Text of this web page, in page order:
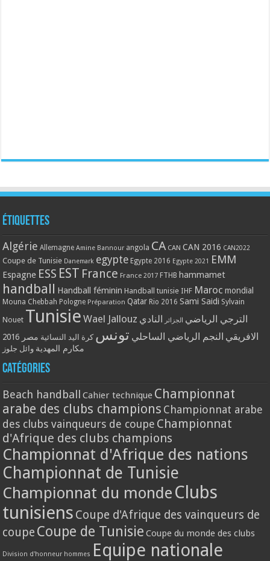
Étiquettes
Algérie Allemagne Amine Bannour angola CA CAN CAN 2016 CAN2022
Coupe de Tunisie Danemark egypte Egypte 2016 Egypte 2021 EMM
Espagne ESS EST France France 2017 FTHB hammamet
handball Handball féminin Handball tunisie IHF Maroc mondial
Mouna Chebbah Pologne Préparation Qatar Rio 2016 Sami Saidi Sylvain
Nouet Tunisie Wael Jallouz الترجي الرياضي الجزائر النادي
الافريقي النجم الرياضي الساحلي تونس كرة اليد النسائية مصر 2016
مكارم المهدية وائل جلوز
Catégories
Beach handball Cahier technique Championnat
arabe des clubs champions Championnat arabe
des clubs vainqueurs de coupe Championnat
d'Afrique des clubs champions
Championnat d'Afrique des nations
Championnat de Tunisie
Championnat du monde Clubs
tunisiens Coupe d'Afrique des vainqueurs de
coupe Coupe de Tunisie Coupe du monde des clubs
Division d'honneur hommes Equipe nationale